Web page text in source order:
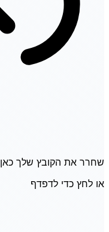
שחרר את הקובץ שלך כאן
או לחץ כדי לדפדף